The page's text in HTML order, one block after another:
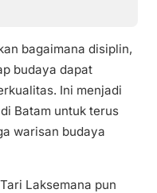
bagaimana disiplin,
budaya dapat
Ini menjadi
Batam untuk terus
warisan budaya
Laksemana pun